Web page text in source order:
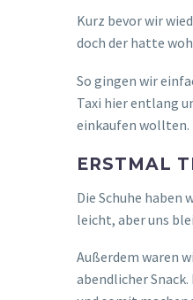
Wir waren von
die Skype-
wussten nicht
überraschen!
Tatsächlich war
„il Giardino “, wo
wir keine Ahnung
den deutschen